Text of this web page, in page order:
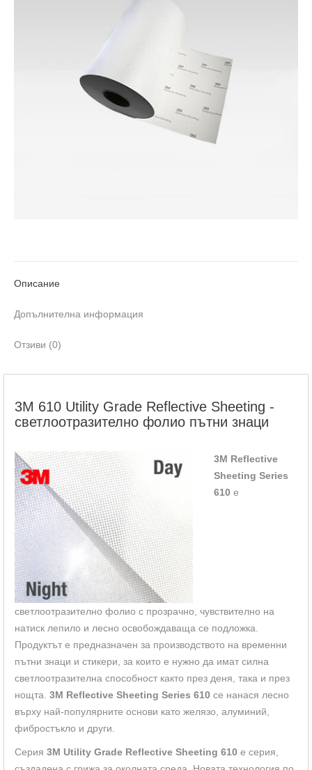
Описание
Допълнителна информация
Отзиви (0)
3M 610 Utility Grade Reflective Sheeting -
светлоотразително фолио пътни знаци
3M Reflective
Sheeting Series
610 е
светлоотразително фолио с прозрачно, чувствително на
натиск лепило и лесно освобождаваща се подложка.
Продуктът е предназначен за производството на временни
пътни знаци и стикери, за които е нужно да имат силна
светлоотразителна способност както през деня, така и през
нощта. 3M Reflective Sheeting Series 610 се нанася лесно
върху най-популярните основи като желязо, алуминий,
фибростъкло и други.
Серия 3M Utility Grade Reflective Sheeting 610 е серия,